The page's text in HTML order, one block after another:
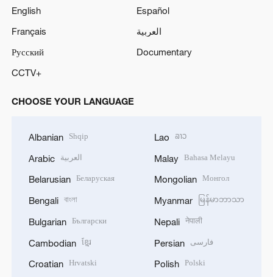
English
Español
Français
العربية
Русский
Documentary
CCTV+
CHOOSE YOUR LANGUAGE
Albanian Shqip
Arabic العربية
Belarusian Беларуская
Bengali বাংলা
Bulgarian Български
Cambodian ខ្មែរ
Croatian Hrvatski
Lao ລາວ
Malay Bahasa Melayu
Mongolian Монгол
Myanmar မြန်မာဘာသာ
Nepali नेपाली
Persian فارسی
Polish Polski